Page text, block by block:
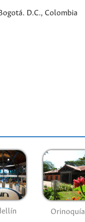
D.C., Colombia
Orinoquía